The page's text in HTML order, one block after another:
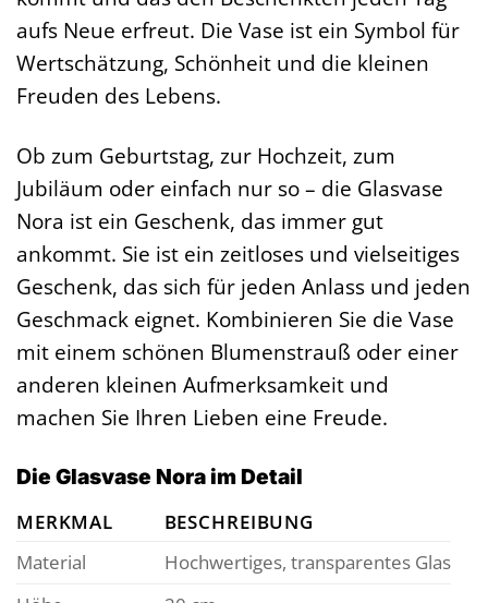
aufs Neue erfreut. Die Vase ist ein Symbol für
Wertschätzung, Schönheit und die kleinen
Freuden des Lebens.
Ob zum Geburtstag, zur Hochzeit, zum
Jubiläum oder einfach nur so – die Glasvase
Nora ist ein Geschenk, das immer gut
ankommt. Sie ist ein zeitloses und vielseitiges
Geschenk, das sich für jeden Anlass und jeden
Geschmack eignet. Kombinieren Sie die Vase
mit einem schönen Blumenstrauß oder einer
anderen kleinen Aufmerksamkeit und
machen Sie Ihren Lieben eine Freude.
Die Glasvase Nora im Detail
MERKMAL
BESCHREIBUNG
Material
Hochwertiges, transparentes Glas